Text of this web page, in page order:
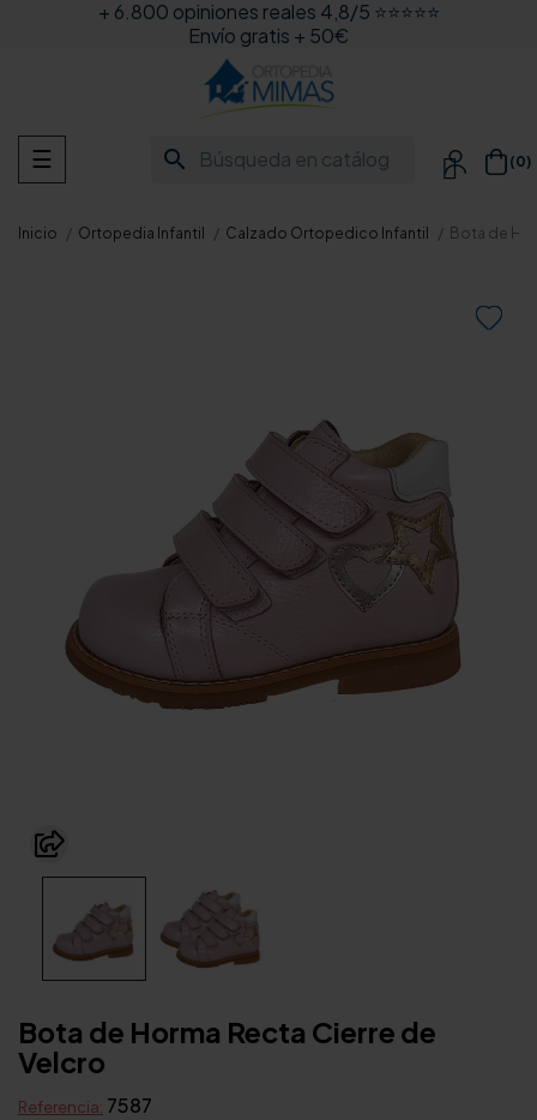
+ 6.800 opiniones reales 4,8/5 ⭐⭐⭐⭐⭐
Envío gratis + 50€
search  (0)
Navegación
de
☰
Inicio Ortopedia Infantil Calzado Ortopedico Infantil Bota de

Bota de Horma Recta Cierre de
Velcro
Referencia: 7587